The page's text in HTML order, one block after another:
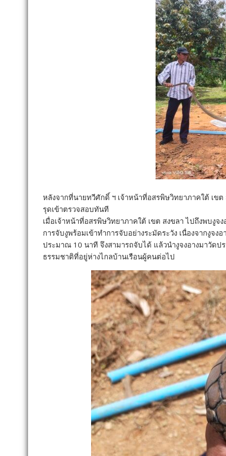
หลังจากที่นายทวีศักดิ์ ฯ เจ้าหน้าที่อสรพิษวิทยาภาคใต้ เข
รุดเข้าตรวจสอบทันที
เมื่อเจ้าหน้าที่อสรพิษวิทยาภาคใต้ เขต สงขลา ไปถึงพบงู
การจับงูพร้อมเข้าทำการจับอย่างระมัดระวัง เนื่องจากงูจ
ประมาณ 10 นาที จึงสามารถจับได้ แล้วนำงูจงอางมาวัดป
ธรรมชาติที่อยู่ห่างไกลบ้านเรือนผู้คนต่อไป